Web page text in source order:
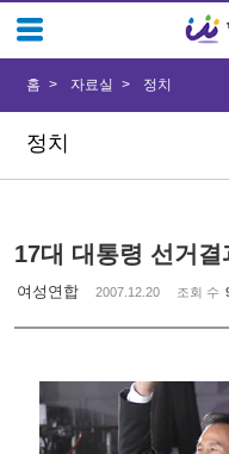
정치
홈 자료실 정치
17대 대통령 선거
여성연합 2007.12.20 조회 수